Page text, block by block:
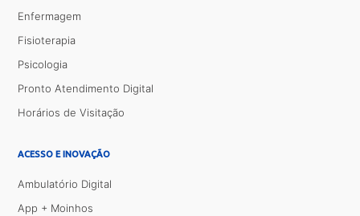
Enfermagem
Fisioterapia
Psicologia
Pronto Atendimento Digital
Horários de Visitação
ACESSO E INOVAÇÃO
Ambulatório Digital
App + Moinhos